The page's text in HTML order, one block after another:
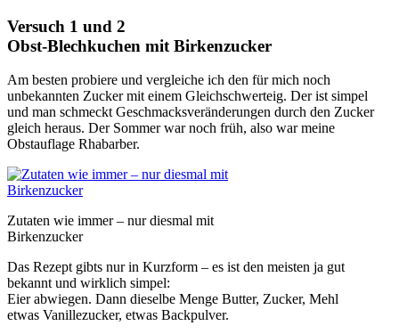
Versuch 1 und 2
Obst-Blechkuchen mit Birkenzucker
Am besten probiere und vergleiche ich den für mich noch
unbekannten Zucker mit einem Gleichschwerteig. Der ist simpel
und man schmeckt Geschmacksveränderungen durch den Zucker
gleich heraus. Der Sommer war noch früh, also war meine
Obstauflage Rhabarber.
Zutaten wie immer – nur diesmal mit
Birkenzucker
Das Rezept gibts nur in Kurzform – es ist den meisten ja gut
bekannt und wirklich simpel:
Eier abwiegen. Dann dieselbe Menge Butter, Zucker, Mehl
etwas Vanillezucker, etwas Backpulver.